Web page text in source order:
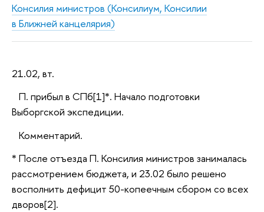
Консилия министров (Консилиум, Консилии
в Ближней канцелярия)
21.02, вт.
П. прибыл в СПб[1]*. Начало подготовки
Выборгской экспедиции.
Комментарий.
* После отъезда П. Консилия министров занималась
рассмотрением бюджета, и 23.02 было решено
восполнить дефицит 50-копеечным сбором со всех
дворов[2].